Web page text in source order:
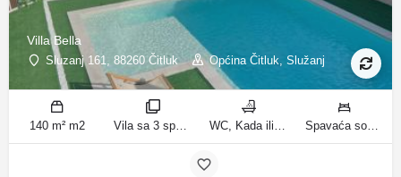
Villa Bella
Sluzanj 161, 88260 Čitluk Općina Čitluk, Služanj
140 m² m2 Vila sa 3 spavaće sobe sobe WC, Kada ili tuš kupatila Spavaća soba 1: 1 bračni krevet | Spavaća soba 2: 2 kreveta za jednu osobu | Spavaća soba 3: 2 kreveta za jednu osobu | Dnevni boravak: 1 kauč na razvlačenje ležaja